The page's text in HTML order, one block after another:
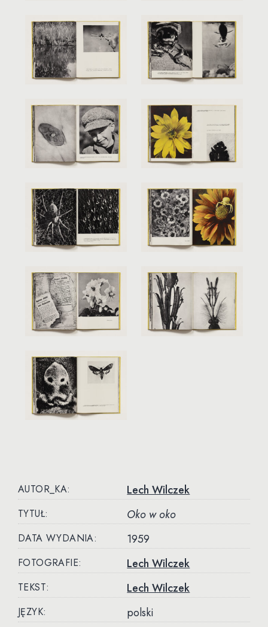
AUTOR_KA: Lech Wilczek
TYTUŁ: Oko w oko
DATA WYDANIA: 1959
FOTOGRAFIE: Lech Wilczek
TEKST: Lech Wilczek
JĘZYK: polski